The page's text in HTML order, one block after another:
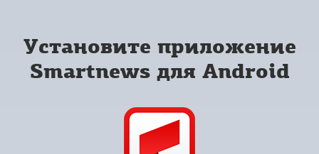
Установите приложение
Smartnews для Android